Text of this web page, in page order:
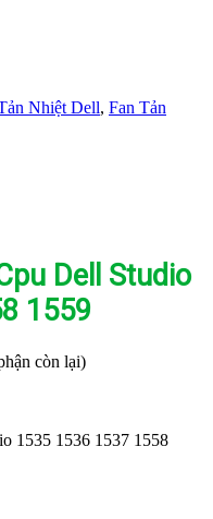
Nhiệt Dell, Fan Tản
Dell Studio
1559
còn lại)
1535 1536 1537 1558